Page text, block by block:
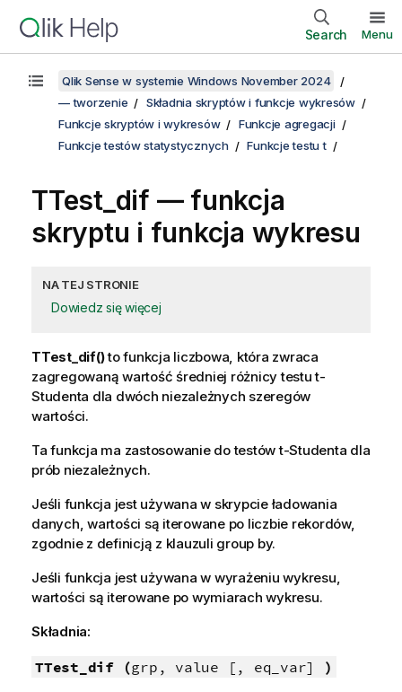
Search Menu
Qlik Sense w systemie Windows November 2024
— tworzenie
Składnia skryptów i funkcje wykresów
Funkcje skryptów i wykresów
Funkcje agregacji
Funkcje testów statystycznych
Funkcje testu t
TTest_dif — funkcja
skryptu i funkcja wykresu
NA TEJ STRONIE
Dowiedz się więcej
TTest_dif()to funkcja liczbowa, która zwraca
zagregowaną wartość średniej różnicy testu t-
Studenta dla dwóch niezależnych szeregów
wartości.
Ta funkcja ma zastosowanie do testów t-Studenta dla
prób niezależnych.
Jeśli funkcja jest używana w skrypcie ładowania
danych, wartości są iterowane po liczbie rekordów,
zgodnie z definicją z klauzuli group by.
Jeśli funkcja jest używana w wyrażeniu wykresu,
wartości są iterowane po wymiarach wykresu.
Składnia:
TTest_dif (grp, value [, eq_var] )